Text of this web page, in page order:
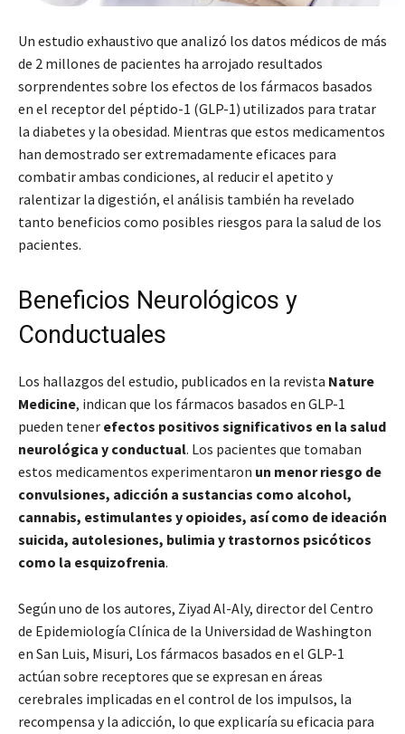
Un estudio exhaustivo que analizó los datos médicos de más
de 2 millones de pacientes ha arrojado resultados
sorprendentes sobre los efectos de los fármacos basados
en el receptor del péptido-1 (GLP-1) utilizados para tratar
la diabetes y la obesidad. Mientras que estos medicamentos
han demostrado ser extremadamente eficaces para
combatir ambas condiciones, al reducir el apetito y
ralentizar la digestión, el análisis también ha revelado
tanto beneficios como posibles riesgos para la salud de los
pacientes.
Beneficios Neurológicos y
Conductuales
Los hallazgos del estudio, publicados en la revista Nature
Medicine, indican que los fármacos basados en GLP-1
pueden tener efectos positivos significativos en la salud
neurológica y conductual. Los pacientes que tomaban
estos medicamentos experimentaron un menor riesgo de
convulsiones, adicción a sustancias como alcohol,
cannabis, estimulantes y opioides, así como de ideación
suicida, autolesiones, bulimia y trastornos psicóticos
como la esquizofrenia.
Según uno de los autores, Ziyad Al-Aly, director del Centro
de Epidemiología Clínica de la Universidad de Washington
en San Luis, Misuri, Los fármacos basados en el GLP-1
actúan sobre receptores que se expresan en áreas
cerebrales implicadas en el control de los impulsos, la
recompensa y la adicción, lo que explicaría su eficacia para